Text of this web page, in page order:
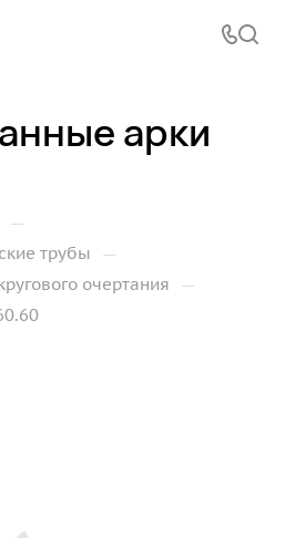
арки
—
трубы —
очертания —